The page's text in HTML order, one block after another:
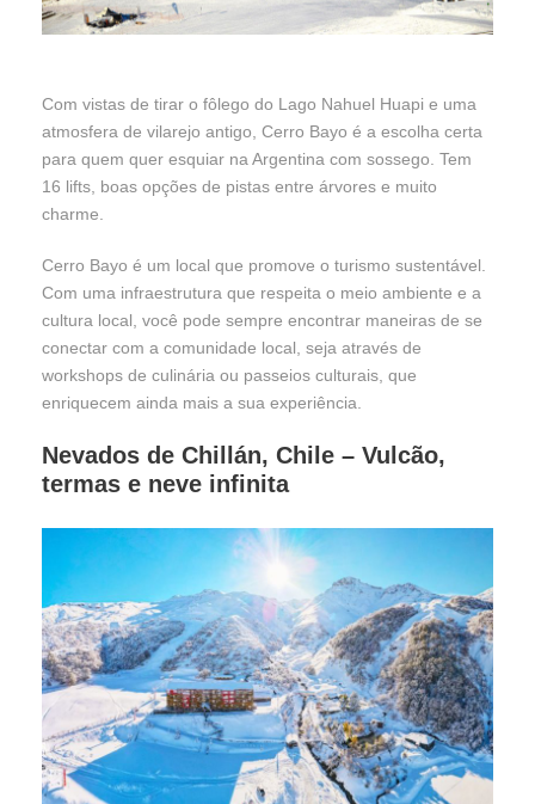
Com vistas de tirar o fôlego do Lago Nahuel Huapi e uma
atmosfera de vilarejo antigo, Cerro Bayo é a escolha certa
para quem quer esquiar na Argentina com sossego. Tem
16 lifts, boas opções de pistas entre árvores e muito
charme.
Cerro Bayo é um local que promove o turismo sustentável.
Com uma infraestrutura que respeita o meio ambiente e a
cultura local, você pode sempre encontrar maneiras de se
conectar com a comunidade local, seja através de
workshops de culinária ou passeios culturais, que
enriquecem ainda mais a sua experiência.
Nevados de Chillán, Chile – Vulcão,
termas e neve infinita